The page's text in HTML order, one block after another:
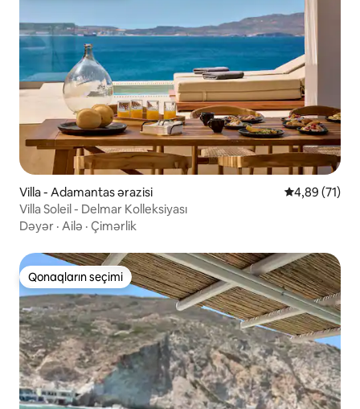
Villa - Adamantas ərazisi Ortalama
4,89 (71)
Villa Soleil - Delmar Kolleksiyası
Dəyər · Ailə · Çimərlik
Qonaqların seçimi
Qonaqların seçimi